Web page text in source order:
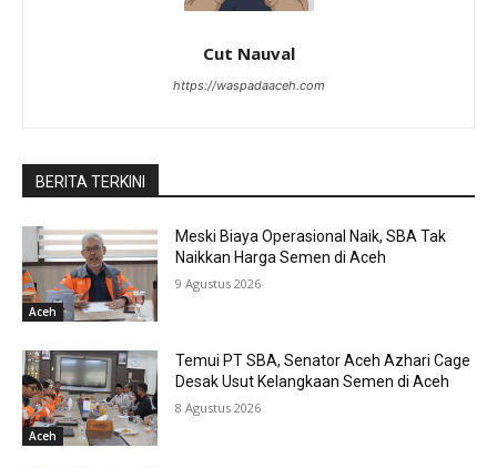
Cut Nauval
https://waspadaaceh.com
BERITA TERKINI
Aceh
Meski Biaya Operasional Naik, SBA Tak
Naikkan Harga Semen di Aceh
9 Agustus 2026
Aceh
Temui PT SBA, Senator Aceh Azhari Cage
Desak Usut Kelangkaan Semen di Aceh
8 Agustus 2026